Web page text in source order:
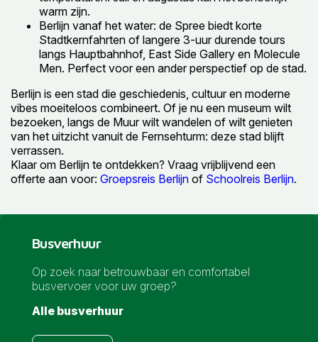
warm zijn.
Berlijn vanaf het water: de Spree biedt korte
Stadtkernfahrten of langere 3-uur durende tours
langs Hauptbahnhof, East Side Gallery en Molecule
Men. Perfect voor een ander perspectief op de stad.
Berlijn is een stad die geschiedenis, cultuur en moderne
vibes moeiteloos combineert. Of je nu een museum wilt
bezoeken, langs de Muur wilt wandelen of wilt genieten
van het uitzicht vanuit de Fernsehturm: deze stad blijft
verrassen.
Klaar om Berlijn te ontdekken? Vraag vrijblijvend een
offerte aan voor: Groepsreis Berlijn of Schoolreis Berlijn.
Busverhuur
Op zoek naar betrouwbaar en comfortabel
busvervoer voor uw groep?
Alle busverhuur